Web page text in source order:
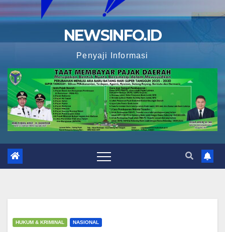
NEWSINFO.ID
Penyaji Informasi
HUKUM & KRIMINAL NASIONAL